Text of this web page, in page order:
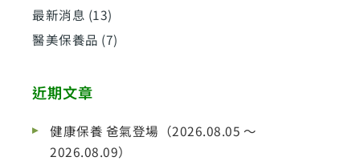
最新消息 (13)
醫美保養品 (7)
近期文章
健康保養 爸氣登場（2026.08.05 ～
2026.08.09）